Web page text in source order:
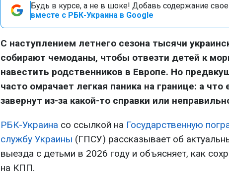
Будь в курсе, а не в шоке! Добавь содержание
вместе с РБК-Украина в Google
С наступлением летнего сезона тысячи
собирают чемоданы, чтобы отвезти детей к
навестить родственников в Европе. Но
часто омрачает легкая паника на границе: а что
завернут из-за какой-то справки или
РБК-Украина со ссылкой на Государственную
службу Украины (ГПСУ) рассказывает об
выезда с детьми в 2026 году и объясняет, как
на КПП.